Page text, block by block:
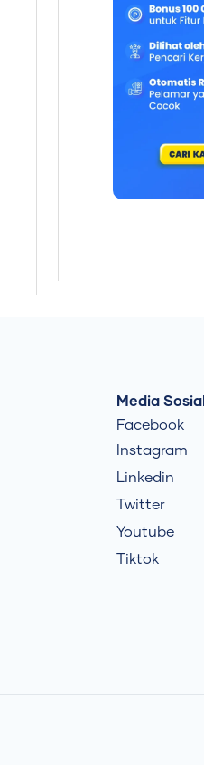
Media Sosial
Facebook
Instagram
Linkedin
Twitter
Youtube
Tiktok